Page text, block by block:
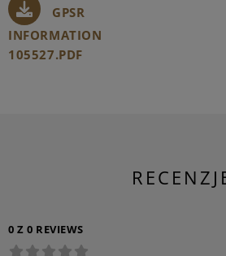
GPSR
INFORMATION
105527.PDF
0 Z 0 REVIEWS